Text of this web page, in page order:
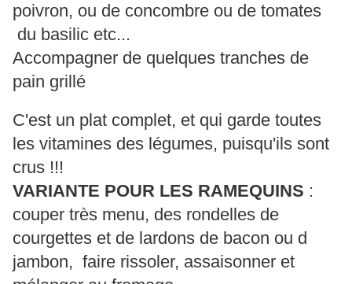
poivron, ou de concombre ou de tomates
du basilic etc...
Accompagner de quelques tranches de
pain grillé
C'est un plat complet, et qui garde toutes
les vitamines des légumes, puisqu'ils sont
crus !!!
VARIANTE POUR LES RAMEQUINS :
couper très menu, des rondelles de
courgettes et de lardons de bacon ou d
jambon, faire rissoler, assaisonner et